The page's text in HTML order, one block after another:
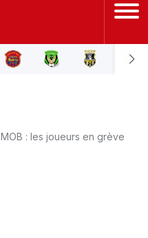
MOB : les joueurs en grève